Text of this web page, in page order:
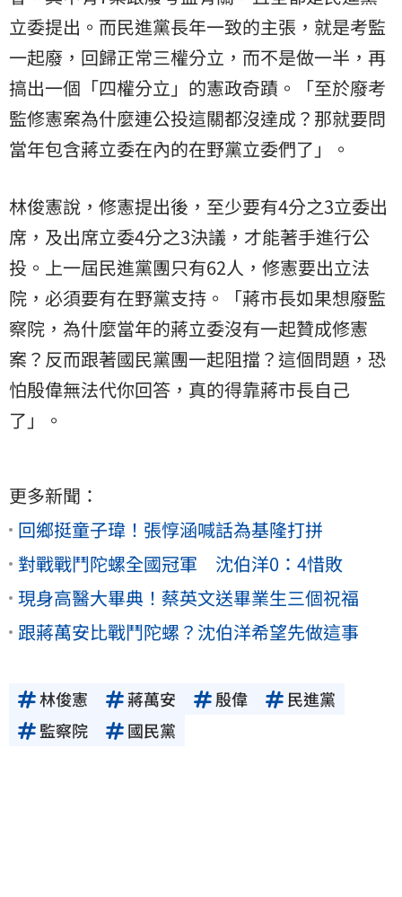
立委提出。而民進黨長年一致的主張，就是考監
一起廢，回歸正常三權分立，而不是做一半，再
搞出一個「四權分立」的憲政奇蹟。「至於廢考
監修憲案為什麼連公投這關都沒達成？那就要問
當年包含蔣立委在內的在野黨立委們了」。
林俊憲說，修憲提出後，至少要有4分之3立委出
席，及出席立委4分之3決議，才能著手進行公
投。上一屆民進黨團只有62人，修憲要出立法
院，必須要有在野黨支持。「蔣市長如果想廢監
察院，為什麼當年的蔣立委沒有一起贊成修憲
案？反而跟著國民黨團一起阻擋？這個問題，恐
怕殷偉無法代你回答，真的得靠蔣市長自己
了」。
更多新聞：
回鄉挺童子瑋！張惇涵喊話為基隆打拼
對戰戰鬥陀螺全國冠軍 沈伯洋0：4惜敗
現身高醫大畢典！蔡英文送畢業生三個祝福
跟蔣萬安比戰鬥陀螺？沈伯洋希望先做這事
林俊憲 蔣萬安 殷偉
民進黨
監察院
國民黨